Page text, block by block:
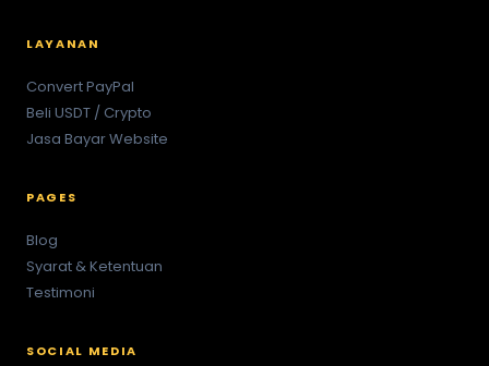
LAYANAN
Convert PayPal
Beli USDT / Crypto
Jasa Bayar Website
PAGES
Blog
Syarat & Ketentuan
Testimoni
SOCIAL MEDIA